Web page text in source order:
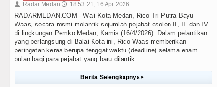
👤 Radar Medan 🕔 18:53:21, 16 Apr 2026
RADARMEDAN.COM - Wali Kota Medan, Rico Tri Putra Bayu
Waas, secara resmi melantik sejumlah pejabat eselon II, III dan IV
di lingkungan Pemko Medan, Kamis (16/4/2026). Dalam pelantikan
yang berlangsung di Balai Kota ini, Rico Waas memberikan
peringatan keras berupa tenggat waktu (deadline) selama enam
bulan bagi para pejabat yang baru dilantik . . .
Berita Selengkapnya ▸